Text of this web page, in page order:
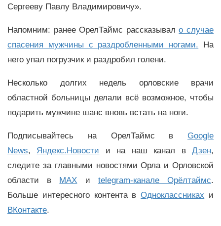
Сергееву Павлу Владимировичу».
Напомним: ранее ОрелТаймс рассказывало случае
спасения мужчины с раздробленными ногами. На
него упал погрузчик и раздробил голени.
Несколько долгих недель орловские врачи
областной больницы делали всё возможное, чтобы
подарить мужчине шанс вновь встать на ноги.
Подписывайтесь на ОрелТаймс в Google
News, Яндекс.Новости и на наш канал вДзен,
следите за главными новостями Орла и Орловской
области в MAX и telegram-канале Орёлтаймс.
Больше интересного контента вОдноклассниках и
ВКонтакте.